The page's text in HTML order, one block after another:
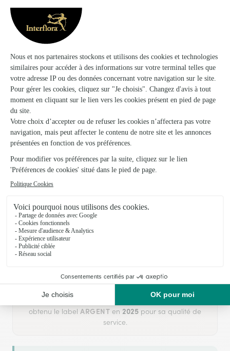
Votre fleuriste artisan à Pont D'ouilly
Paradis 2 Fleurs
est membre du réseau Interflora et a
obtenu le label ARGENT en 2025 pour sa qualité de
service.